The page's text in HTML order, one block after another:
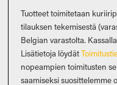
Tuotteet toimitetaan
tilauksen tekemisestä
Belgian varastolta.
Lisätietoja löydät
nopeampien toimitusten
saamiseksi suosittelemme